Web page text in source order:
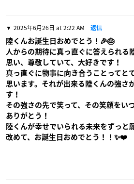
2025年6月26日 at 2:22 AM 返信
陸くんお誕生日おめでとう！🎉🎂
人からの期待に真っ直ぐに答えられる
思い、尊敬していて、大好きです！
真っ直ぐに物事に向き合うことってと
思います。それが出来る陸くんの強さ
す！
その強さの先で笑って、その笑顔をい
ありがとう！
陸くんが幸せでいられる未来をずっと
改めて、お誕生日おめでとう！！✨️❤️